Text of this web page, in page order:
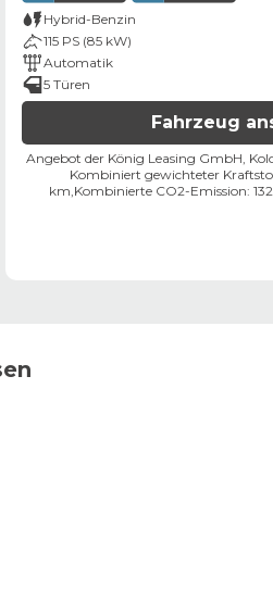
Hybrid-Benzin
115 PS (85 kW)
Automatik
5 Türen
Fahrzeug
Angebot der König Leasing GmbH,
Kombiniert gewichteter
km, Kombinierte CO2-Emission: